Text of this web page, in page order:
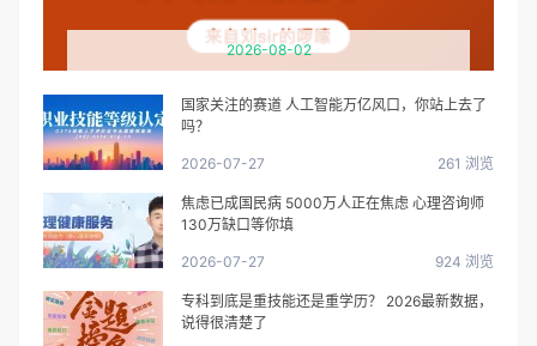
2026-08-02
国家关注的赛道 人工智能万亿风口，你站上去了
吗？
2026-07-27 261 浏览
焦虑已成国民病 5000万人正在焦虑 心理咨询师
130万缺口等你填
2026-07-27 924 浏览
专科到底是重技能还是重学历？ 2026最新数据，
说得很清楚了